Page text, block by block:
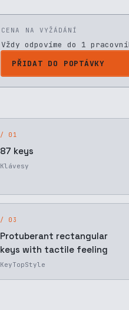
CENA NA VYŽÁDÁNÍ
Vždy odpovíme do 1
PŘIDAT DO POPTÁVKY
/ 01
87 keys
Klávesy
/ 03
Protuberant rectangular
keys with tactile feeling
KeyTopStyle